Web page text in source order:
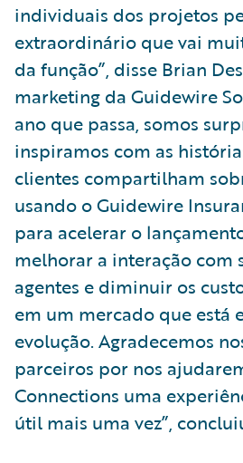
individuais dos projetos
extraordinário que vai
da função”, disse Brian
marketing da Guidewire
ano que passa, somos
inspiramos com as
clientes compartilham
usando o Guidewire
para acelerar o
melhorar a interação com
agentes e diminuir os
em um mercado que está
evolução. Agradecemos
parceiros por nos
Connections uma
útil mais uma vez”,